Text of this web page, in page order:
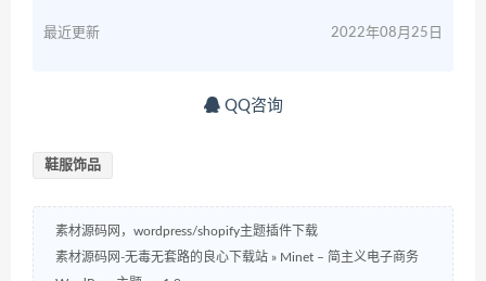
最近更新 2022年08月25日
QQ咨询
鞋服饰品
素材源码网，wordpress/shopify主题插件下载
素材源码网-无毒无套路的良心下载站 » Minet – 简主义电子商务